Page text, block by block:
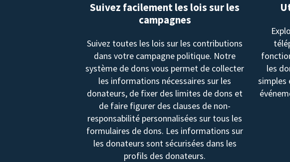
Suivez facilement les lois sur les
campagnes
Suivez toutes les lois sur les contributions
dans votre campagne politique. Notre
système de dons vous permet de collecter
les informations nécessaires sur les
donateurs, de fixer des limites de dons et
de faire figurer des clauses de non-
responsabilité personnalisées sur tous les
formulaires de dons. Les informations sur
les donateurs sont sécurisées dans les
profils des donateurs.
les
simples